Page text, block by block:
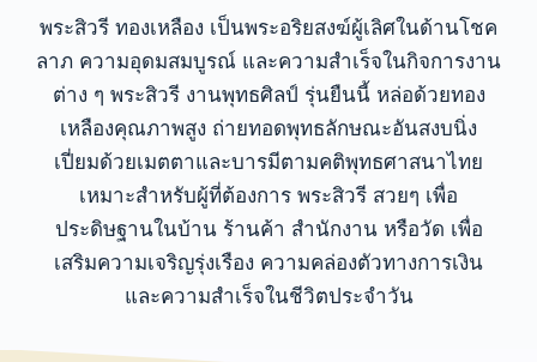
พระสิวรี ทองเหลือง เป็นพระอริยสงฆ์ผู้เลิศในด้านโชค
ลาภ ความอุดมสมบูรณ์ และความสำเร็จในกิจการงาน
ต่าง ๆ พระสิวรี งานพุทธศิลป์ รุ่นยืนนี้ หล่อด้วยทอง
เหลืองคุณภาพสูง ถ่ายทอดพุทธลักษณะอันสงบนิ่ง
เปี่ยมด้วยเมตตาและบารมีตามคติพุทธศาสนาไทย
เหมาะสำหรับผู้ที่ต้องการ พระสิวรี สวยๆ เพื่อ
ประดิษฐานในบ้าน ร้านค้า สำนักงาน หรือวัด เพื่อ
เสริมความเจริญรุ่งเรือง ความคล่องตัวทางการเงิน
และความสำเร็จในชีวิตประจำวัน